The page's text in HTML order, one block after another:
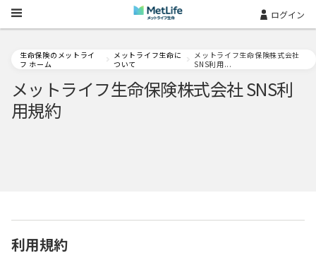
Skip Navigation ログイン
生命保険のメットライ
フ ホーム
メットライフ生命に
ついて
メットライフ生命保険株式会社
SNS利用...
メットライフ生命保険株式会社 SNS利
用規約
利用規約